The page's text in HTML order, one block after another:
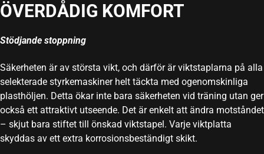
ÖVERDÅDIG KOMFORT
Stödjande stoppning
Säkerheten är av största vikt, och därför är viktstaplarna på alla
selekterade styrkemaskiner helt täckta med ogenomskinliga
plasthöljen. Detta ökar inte bara säkerheten vid träning utan ger
också ett attraktivt utseende. Det är enkelt att ändra motståndet
– skjut bara stiftet till önskad viktstapel. Varje viktplatta
skyddas av ett extra korrosionsbeständigt skikt.